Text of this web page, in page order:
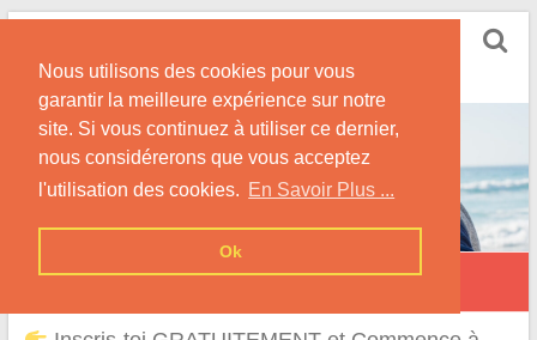
Nous utilisons des cookies pour vous
garantir la meilleure expérience sur notre
site. Si vous continuez à utiliser ce dernier,
nous considérerons que vous acceptez
l'utilisation des cookies. En Savoir Plus ...
Ok
Skip
content
Conseils & Infos pour la Rencontre d'une Senior
Ronchères